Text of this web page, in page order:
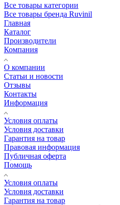
Все товары категории
Все товары бренда Ruvinil
Главная
Каталог
Производители
Компания
О компании
Статьи и новости
Отзывы
Контакты
Информация
Условия оплаты
Условия доставки
Гарантия на товар
Правовая информация
Публичная оферта
Помощь
Условия оплаты
Условия доставки
Гарантия на товар